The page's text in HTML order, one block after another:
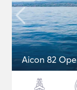
Aicon 82